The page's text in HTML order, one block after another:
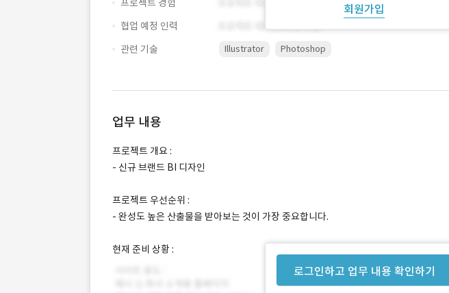
회원가입
프로젝트 경험
협업 예정 인력
관련 기술
Illustrator Photoshop
업무 내용
로그인하고 업무 내용 확인하기
프로젝트 개요 :
- 신규 브랜드 BI 디자인
프로젝트 우선순위 :
- 완성도 높은 산출물을 받아보는 것이 가장 중요합니다.
현재 준비 상황 :